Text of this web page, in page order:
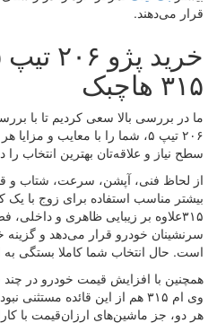
قرار می‌دهند.
۳۱۵ هاچبک
۲۰۶ تیپ ۵، شما را با معایب و مزایا
سطح نیاز و علاقه‌تان بهترین انتخاب را
بیشتر مناسب استفاده برای زوج با یک
۳۱۵علاوه بر زیبایی ظاهری و داخلی،
سرنشینان خودرو قرار می‌دهد و گزینه
است. حال انتخاب شما کاملا بستگی به
وی ام ۳۱۵ هم از این قائده مستثنی
هر دو، جز ماشین‌های ارزان‌قیمت با